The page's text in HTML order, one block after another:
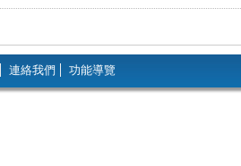
連絡我們 功能導覽